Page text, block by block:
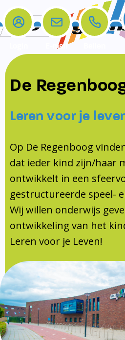
Home
De school
Opleiding en Stage
KomKids
Schoolvakanties
Ouderraad
Documentatie
Formulieren
SIKO
Ouders
Ouders
Contact
Contact
Contact
Samenwerkingen
Samenwerkingen
Schoollogopedist
E-mail
De
Leren voor je
Op De Regenboog
dat ieder kind zijn/haar
ontwikkelt in een
gestructureerde speel-
Wij willen onderwijs
ontwikkeling van het
Leren voor je Leven!